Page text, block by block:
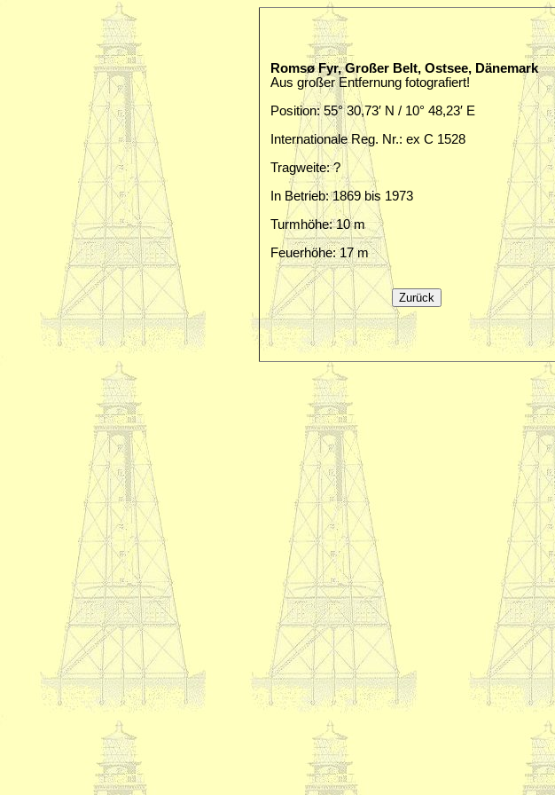
Romsø Fyr, Großer Belt, Ostsee, Dänemark
Aus großer Entfernung fotografiert!
Position: 55° 30,73′ N / 10° 48,23′ E
Internationale Reg. Nr.: ex C 1528
Tragweite: ?
In Betrieb: 1869 bis 1973
Turmhöhe: 10 m
Feuerhöhe: 17 m